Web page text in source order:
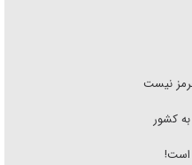
نیست
است!